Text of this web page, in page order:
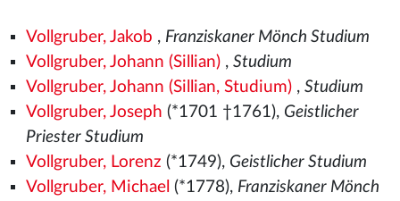
Vollgruber, Jakob , Franziskaner Mönch Studium
Vollgruber, Johann (Sillian), Studium
Vollgruber, Johann (Sillian, Studium), Studium
Vollgruber, Joseph (*1701 †1761), Geistlicher
Priester Studium
Vollgruber, Lorenz (*1749), Geistlicher Studium
Vollgruber, Michael (*1778), Franziskaner Mönch